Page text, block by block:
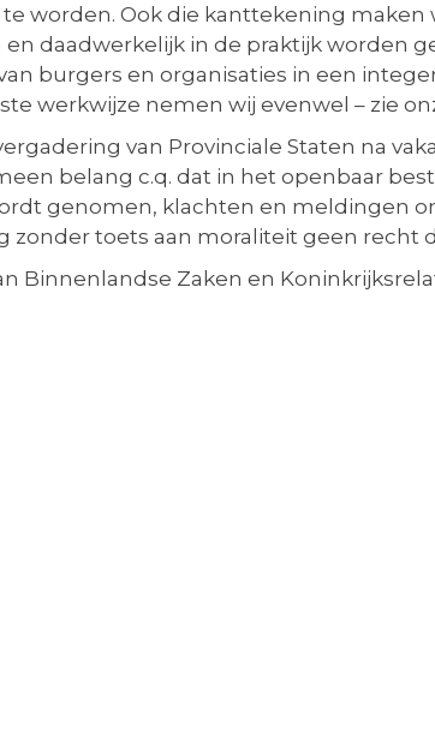
worden. Ook die kanttekening maken
daadwerkelijk in de praktijk worden
burgers en organisaties in een
werkwijze nemen wij evenwel – zie
van Provinciale Staten na
belang c.q. dat in het openbaar
genomen, klachten en meldingen
toets aan moraliteit geen recht
Binnenlandse Zaken en